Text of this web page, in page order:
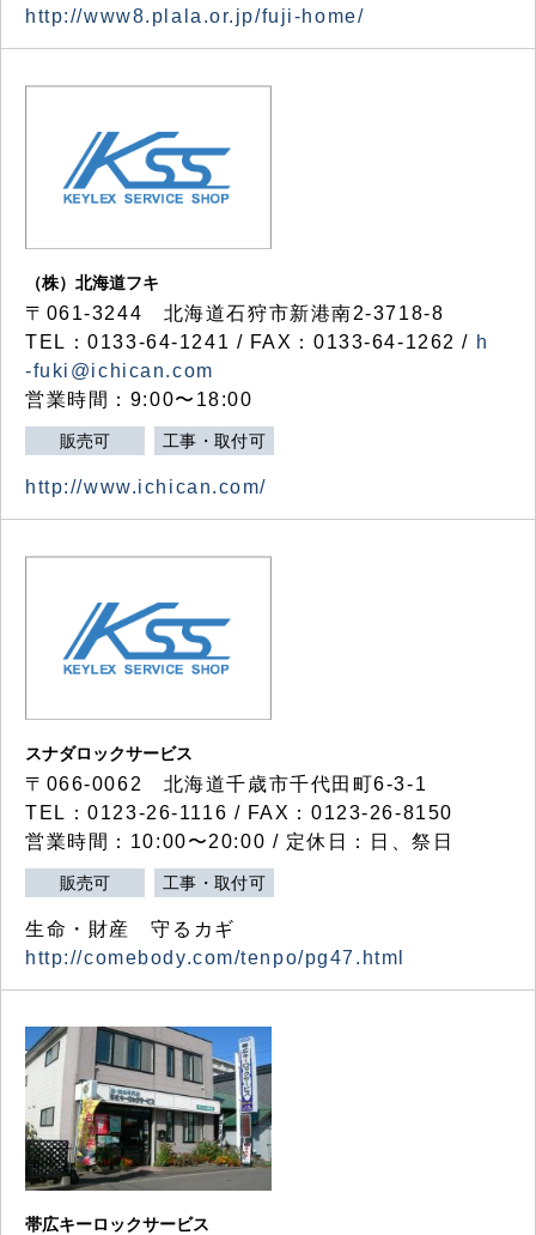
http://www8.plala.or.jp/fuji-home/
（株）北海道フキ
〒061-3244 北海道石狩市新港南2-3718-8
TEL：0133-64-1241 / FAX：0133-64-1262 / h
-fuki@ichican.com
営業時間：9:00〜18:00
販売可 工事・取付可
http://www.ichican.com/
スナダロックサービス
〒066-0062 北海道千歳市千代田町6-3-1
TEL：0123-26-1116 / FAX：0123-26-8150
営業時間：10:00〜20:00 / 定休日：日、祭日
販売可 工事・取付可
生命・財産 守るカギ
http://comebody.com/tenpo/pg47.html
帯広キーロックサービス